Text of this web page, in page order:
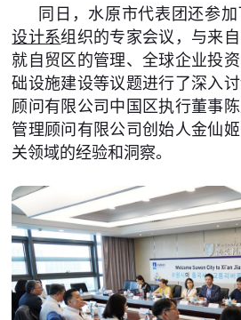
同日，水原市代表团还参
设计系组织的专家会议，与来
就自贸区的管理、全球企业投
础设施建设等议题进行了深入
顾问有限公司中国区执行董事
管理顾问有限公司创始人金仙
关领域的经验和洞察。